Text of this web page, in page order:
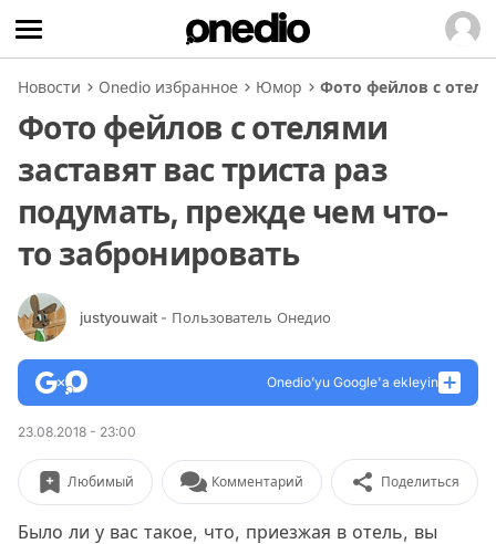
Новости Onedio избранное Юмор Фото фейлов с
Фото фейлов с отелями
заставят вас триста раз
подумать, прежде чем что-
то забронировать
justyouwait - Пользователь Онедио
Onedio’yu Google'a ekleyin
23.08.2018 - 23:00
Любимый Комментарий Поделиться
Было ли у вас такое, что, приезжая в отель, вы